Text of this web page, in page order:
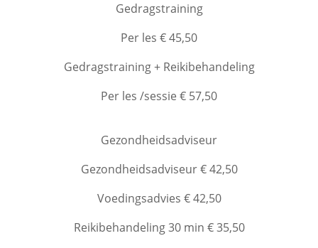
Gedragstraining
Per les € 45,50
Gedragstraining + Reikibehandeling
Per les /sessie € 57,50
Gezondheidsadviseur
Gezondheidsadviseur € 42,50
Voedingsadvies € 42,50
Reikibehandeling 30 min € 35,50